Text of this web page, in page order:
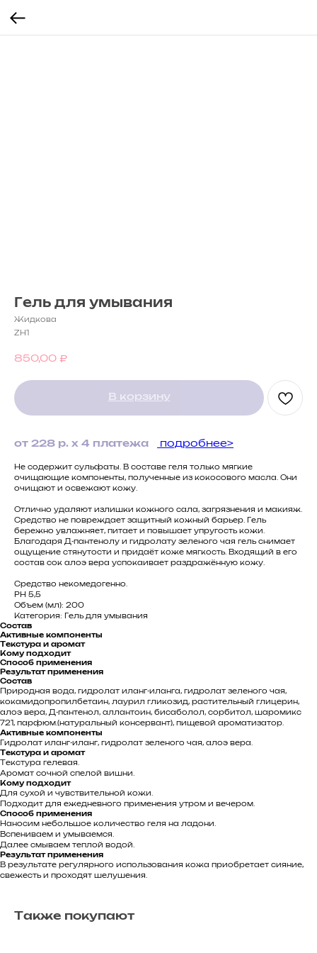
Гель для умывания
Жидкова
ZH1
850,00 ₽
В корзину
от 228 р. х 4 платежа подробнее>
Не содержит сульфаты. В составе геля только мягкие
очищающие компоненты, полученные из кокосового масла. Они
очищают и освежают кожу.
Отлично удаляют излишки кожного сала, загрязнения и макияж.
Средство не повреждает защитный кожный барьер. Гель
бережно увлажняет, питает и повышает упругость кожи.
Благодаря Д-пантенолу и гидролату зеленого чая гель снимает
ощущение стянутости и придаёт коже мягкость. Входящий в его
состав сок алоэ вера успокаивает раздражённую кожу.
Средство некомедогенно.
PH 5,5
Объем (мл): 200
Категория: Гель для умывания
Состав
Активные компоненты
Текстура и аромат
Кому подходит
Способ применения
Результат применения
Состав
Природная вода, гидролат иланг-иланга, гидролат зеленого чая,
кокамидопропилбетаин, лаурил гликозид, растительный глицерин,
алоэ вера, Д-пантенол, аллантоин, бисаболол, сорбитол, шаромикс
721, парфюм.(натуральный консервант), пищевой ароматизатор.
Активные компоненты
Гидролат иланг-иланг, гидролат зеленого чая, алоэ вера.
Текстура и аромат
Текстура гелевая.
Аромат сочной спелой вишни.
Кому подходит
Для сухой и чувствительной кожи.
Подходит для ежедневного применения утром и вечером.
Способ применения
Наносим небольшое количество геля на ладони.
Вспениваем и умываемся.
Далее смываем теплой водой.
Результат применения
В результате регулярного использования кожа приобретает сияние,
свежесть и проходят шелушения.
Также покупают